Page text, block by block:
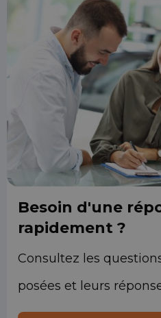
Besoin d'une
rapidement ?
Consultez les
posées et leurs